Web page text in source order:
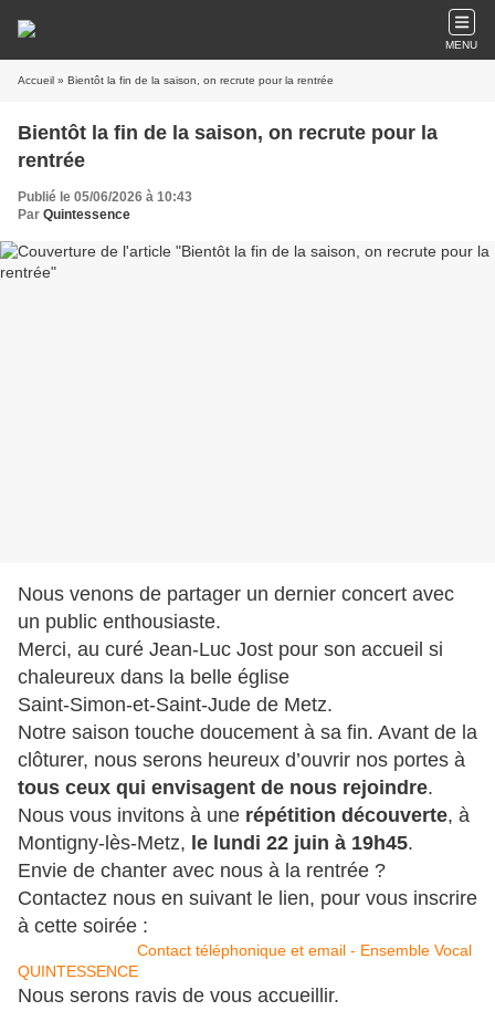
MENU
Accueil » Bientôt la fin de la saison, on recrute pour la rentrée
Bientôt la fin de la saison, on recrute pour la
rentrée
Publié le 05/06/2026 à 10:43
Par Quintessence
Nous venons de partager un dernier concert avec
un public enthousiaste.
Merci, au curé Jean‑Luc Jost pour son accueil si
chaleureux dans la belle église
Saint‑Simon‑et‑Saint‑Jude de Metz.
Notre saison touche doucement à sa fin. Avant de la
tous ceux qui envisagent de nous rejoindre.
Nous vous invitons à une répétition découverte, à
Montigny‑lès‑Metz, le lundi 22 juin à 19h45.
Envie de chanter avec nous à la rentrée ?
Contactez nous en suivant le lien, pour vous inscrire
à cette soirée :
Contact téléphonique et email - Ensemble Vocal
QUINTESSENCE
Nous serons ravis de vous accueillir.